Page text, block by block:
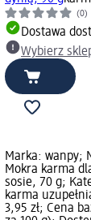
(0)
Dostawa
Wybierz
Marka: wanpy;
Mokra karma
sosie, 70 g;
karma
3,95 zł; Cena